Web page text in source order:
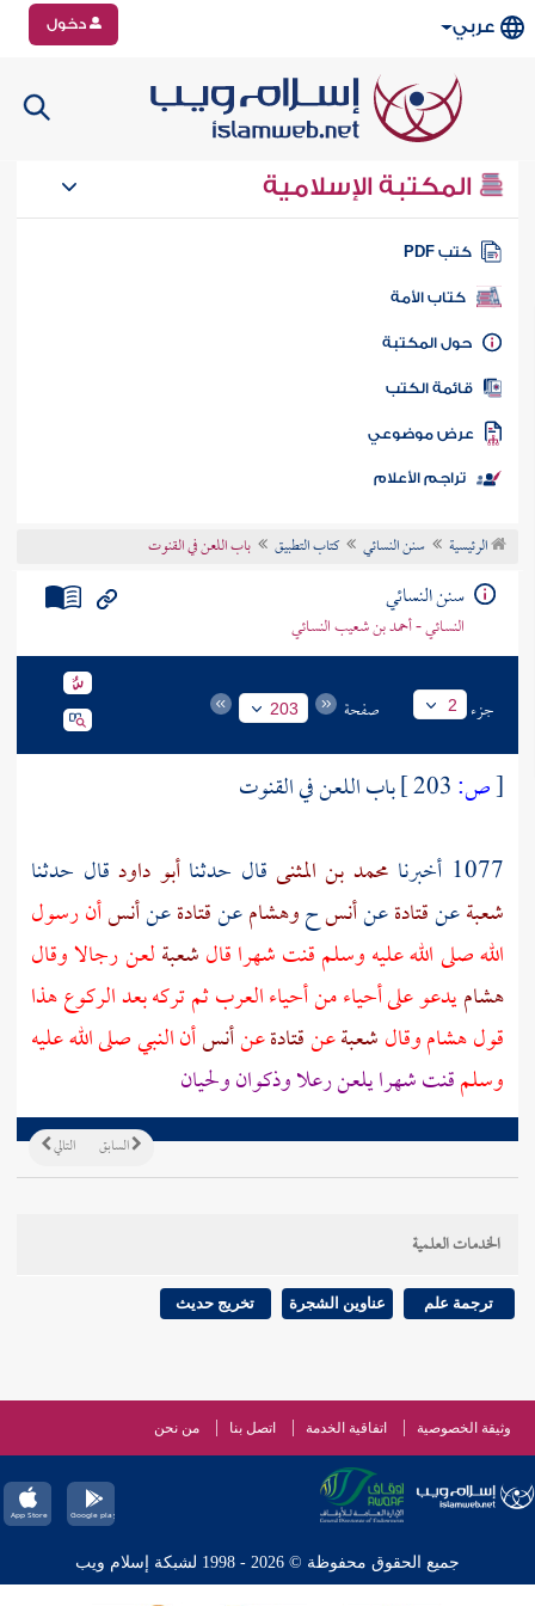
عربي دخول
المكتبة الإسلامية
كتب PDF
كتاب الأمة
المكتبة
الكتب
موضوعي
تراجم الأعلام
الرئيسية سنن النسائي كتاب التطبيق باب اللعن في القنوت
سنن النسائي
النسائي - أحمد بن شعيب النسائي
جزء 2 صفحة 203
[ص:
باب اللعن في القنوت
1077 أخبرنا
محمد بن المثنى قال حدثناأبو داود قال حدثنا
شعبةعنقتادةعنأنسحوهشامعنقتادةعنأنسأن رسول
الله صلى الله عليه وسلم قنت شهرا قالشعبةلعن رجالا وقال
هشاميدعو على أحياء من أحياءالعربثم تركه بعد الركوع هذا
قولهشاموقالشعبةعنقتادةعنأنسأن النبي صلى الله عليه
وسلمقنت شهرا يلعنرعلاوذكوانولحيان
التالي السابق
الخدمات العلمية
ترجمة علم عناوين الشجرة تخريج حديث
وثيقة الخصوصية اتفاقية الخدمة اتصل بنا من نحن
جميع الحقوق محفوظة © 2026 - 1998 لشبكة إسلام ويب